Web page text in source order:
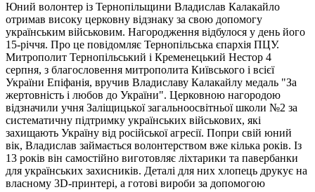
Юний волонтер із Тернопільщини Владислав Калакайло
отримав високу церковну відзнаку за свою допомогу
українським військовим. Нагородження відбулося у день його
15-річчя. Про це повідомляє Тернопільська єпархія ПЦУ.
Митрополит Тернопільський і Кременецький Нестор 4
серпня, з благословення митрополита Київського і всієї
України Епіфанія, вручив Владиславу Калакайлу медаль "За
жертовність і любов до України". Церковною нагородою
відзначили учня Заліщицької загальноосвітньої школи №2 за
систематичну підтримку українських військових, які
захищають Україну від російської агресії. Попри свій юний
вік, Владислав займається волонтерством вже кілька років. Із
13 років він самостійно виготовляє ліхтарики та павербанки
для українських захисників. Деталі для них хлопець друкує на
власному 3D-принтері, а готові вироби за допомогою